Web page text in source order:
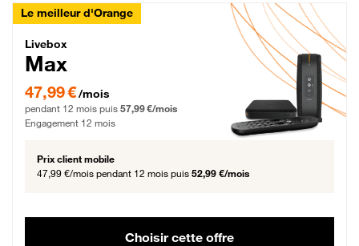
Le meilleur d'Orange
Livebox Max Fibre
Livebox
Max
47,99 € par mois pendant 12 mois puis 57,99 € par mois, Engagement 12 mois
47,99 €/mois
pendant 12 mois puis 57,99 €/mois
Engagement 12 mois
Prix client mobile
47,99 €/mois pendant 12 mois puis 52,99 €/mois
Choisir cette offre